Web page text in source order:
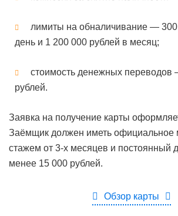
лимиты на обналичивание — 300
день и 1 200 000 рублей в месяц;
стоимость денежных переводов
рублей.
Заявка на получение карты
Заёмщик должен иметь официальное
стажем от 3-х месяцев и постоянный
менее 15 000 рублей.
Обзор карты